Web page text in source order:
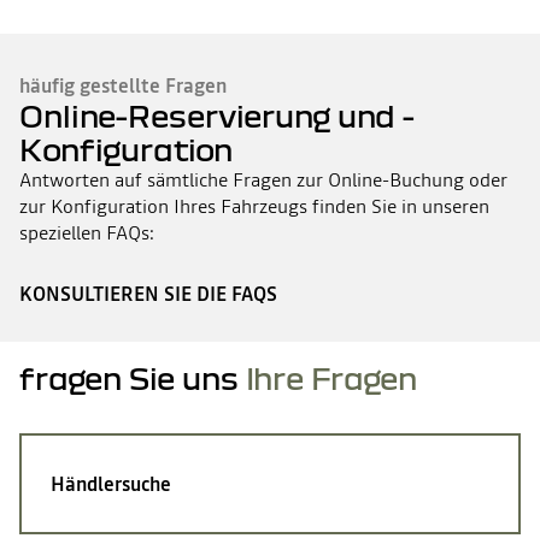
häufig gestellte Fragen
Online-Reservierung und -
Konfiguration
Antworten auf sämtliche Fragen zur Online-Buchung oder
zur Konfiguration Ihres Fahrzeugs finden Sie in unseren
speziellen FAQs:
KONSULTIEREN SIE DIE FAQS
fragen Sie uns Ihre Fragen
Händlersuche